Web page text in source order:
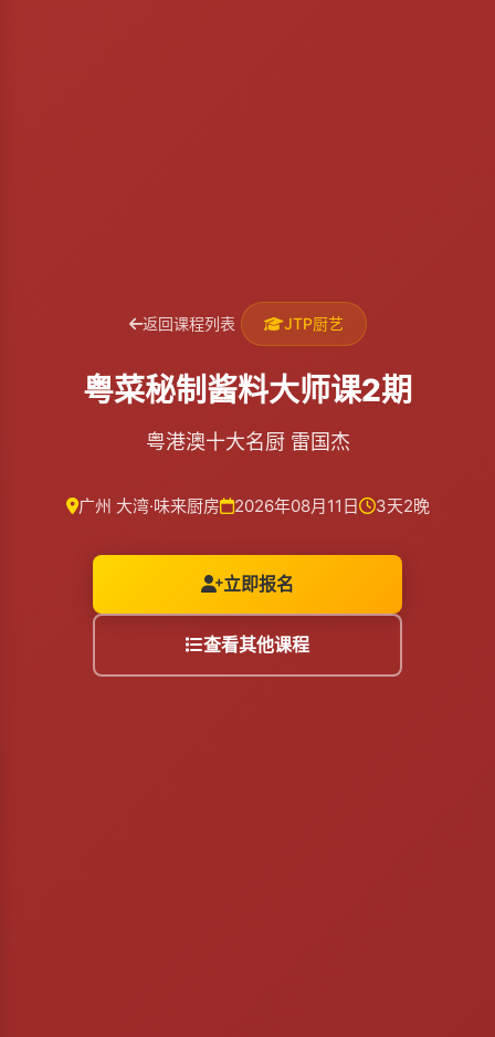
返回课程列表 JTP厨艺
粤菜秘制酱料大师课2期
粤港澳十大名厨 雷国杰
广州 大湾·味来厨房 2026年08月11日 3天2晚
立即报名
查看其他课程